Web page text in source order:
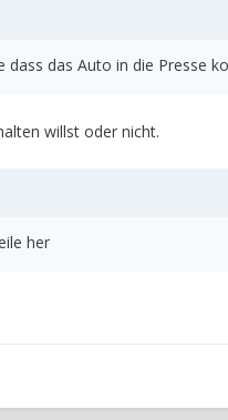
das Auto in die Presse
willst oder nicht.
her